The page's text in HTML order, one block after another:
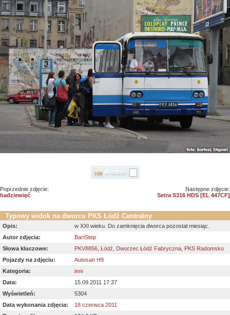
Poprzednie zdjęcie:
hadziewięć
Następne zdjęcie:
Setra S316 HDS [EL 447CF]
Typowy widok na dworcu PKS Łódź Centralny
Opis:
w XXI wieku. Do zamknięcia dworca pozostał miesiąc.
Autor zdjęcia:
BartStep
Słowa kluczowe:
PKV8856 Łódź Dworzec Łódź Fabryczna
PKS Radomsko
Pojazdy na zdjęciu:
Autosan H9
Kategoria:
inni
Data:
15.09.2011 17:37
Wyświetleń:
5304
Data wykonania zdjęcia:
18 czerwca 2011